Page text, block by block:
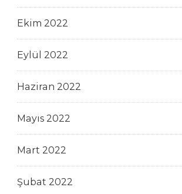
Ekim 2022
Eylül 2022
Haziran 2022
Mayıs 2022
Mart 2022
Şubat 2022